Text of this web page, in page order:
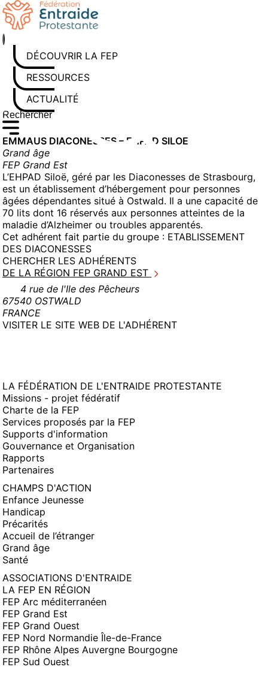
Aller
au
contenu
DÉCOUVRIR LA FEP
RESSOURCES
ACTUALITÉS
Rechercher sur le site
Saisissez au moins 3 caractères pour lancer la recherche
EMMAUS DIACONESSES – EHPAD SILOE
Grand âge
FEP Grand Est
L’EHPAD Siloë, géré par les Diaconesses de Strasbourg,
est un établissement d’hébergement pour personnes
âgées dépendantes situé à Ostwald. Il a une capacité de
70 lits dont 16 réservés aux personnes atteintes de la
maladie d’Alzheimer ou troubles apparentés.
Cet adhérent fait partie du groupe : ETABLISSEMENT
DES DIACONESSES
CHERCHER LES ADHÉRENTS
DE LA RÉGION FEP GRAND EST
4 rue de l'Ile des Pêcheurs
67540 OSTWALD
FRANCE
VISITER LE SITE WEB DE L'ADHÉRENT(NOUVELLE
LA FÉDÉRATION DE L'ENTRAIDE PROTESTANTE
Missions - projet fédératif
Charte de la FEP
Services proposés par la FEP
Supports d'information
Gouvernance et Organisation
Rapports
Partenaires
CHAMPS D'ACTION
Enfance Jeunesse
Handicap
Précarités
Accueil de l’étranger
Grand âge
Santé
ASSOCIATIONS D'ENTRAIDE
LA FEP EN RÉGION
FEP Arc méditerranéen
FEP Grand Est
FEP Grand Ouest
FEP Nord Normandie Île-de-France
FEP Rhône Alpes Auvergne Bourgogne
FEP Sud Ouest